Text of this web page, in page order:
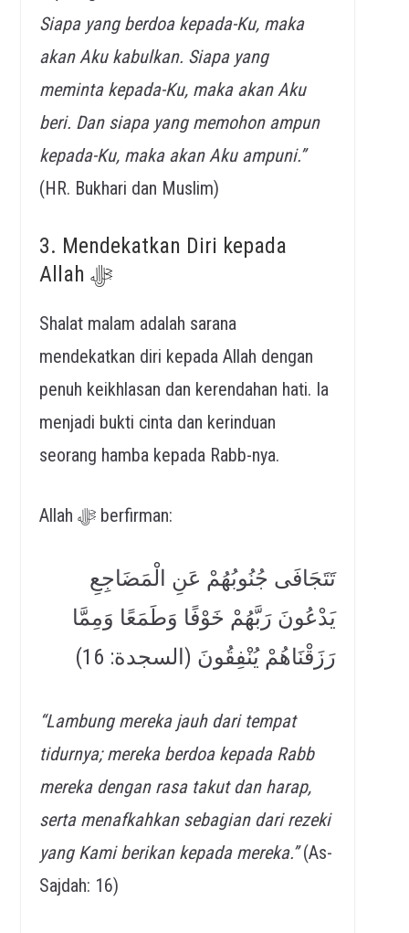
Siapa yang berdoa kepada-Ku, maka
akan Aku kabulkan. Siapa yang
meminta kepada-Ku, maka akan Aku
beri. Dan siapa yang memohon ampun
kepada-Ku, maka akan Aku ampuni.”
(HR. Bukhari dan Muslim)
3. Mendekatkan Diri kepada
Allah ﷻ
Shalat malam adalah sarana
mendekatkan diri kepada Allah dengan
penuh keikhlasan dan kerendahan hati. Ia
menjadi bukti cinta dan kerinduan
seorang hamba kepada Rabb-nya.
Allah ﷻ berfirman:
تَتَجَافَى جُنُوبُهُمْ عَنِ الْمَضَاجِعِ
يَدْعُونَ رَبَّهُمْ خَوْفًا وَطَمَعًا وَمِمَّا
رَزَقْنَاهُمْ يُنْفِقُونَ (السجدة: 16)
“Lambung mereka jauh dari tempat
tidurnya; mereka berdoa kepada Rabb
mereka dengan rasa takut dan harap,
serta menafkahkan sebagian dari rezeki
yang Kami berikan kepada mereka.”(As-
Sajdah: 16)